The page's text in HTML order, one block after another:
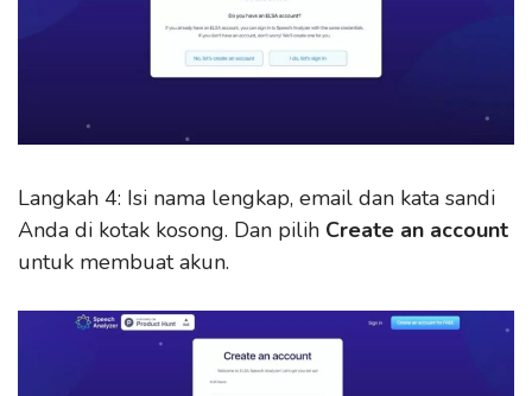
Langkah 4: Isi nama lengkap, email dan kata sandi
Anda di kotak kosong. Dan pilih Create an account
untuk membuat akun.